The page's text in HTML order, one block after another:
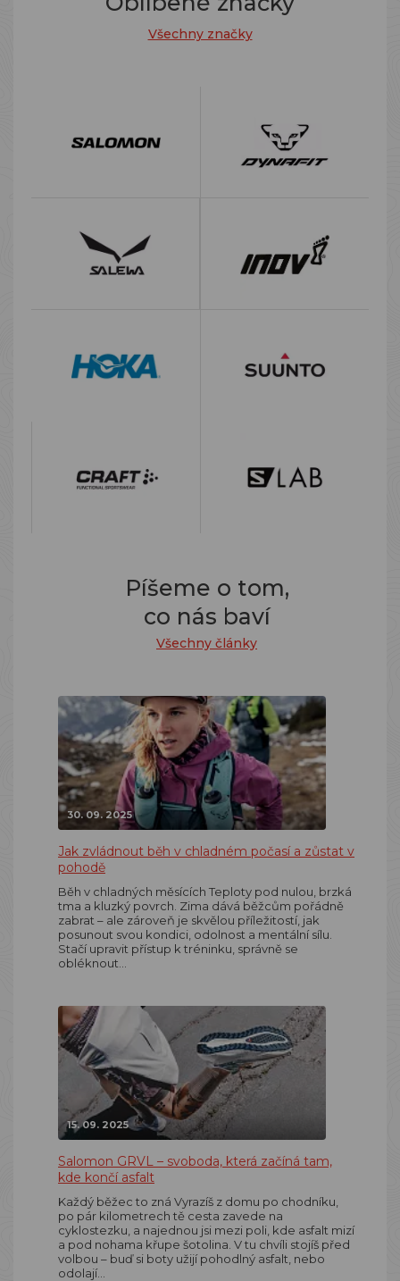
Všechny značky
Píšeme o tom,
co nás baví
Všechny články
30. 09. 2025
Jak zvládnout běh v chladném počasí a zůstat v
pohodě
Běh v chladných měsících Teploty pod nulou, brzká
tma a kluzký povrch. Zima dává běžcům pořádně
zabrat – ale zároveň je skvělou příležitostí, jak
posunout svou kondici, odolnost a mentální sílu.
Stačí upravit přístup k tréninku, správně se
obléknout…
15. 09. 2025
Salomon GRVL – svoboda, která začíná tam,
kde končí asfalt
Každý běžec to zná Vyrazíš z domu po chodníku,
po pár kilometrech tě cesta zavede na
cyklostezku, a najednou jsi mezi poli, kde asfalt mizí
a pod nohama křupe šotolina. V tu chvíli stojíš před
volbou – buď si boty užijí pohodlný asfalt, nebo
odolají…